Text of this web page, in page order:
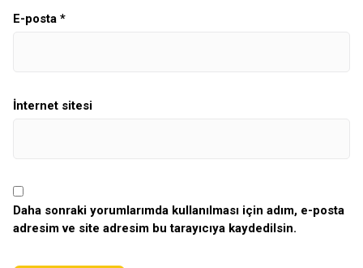
E-posta *
İnternet sitesi
Daha sonraki yorumlarımda kullanılması için adım, e-posta
adresim ve site adresim bu tarayıcıya kaydedilsin.